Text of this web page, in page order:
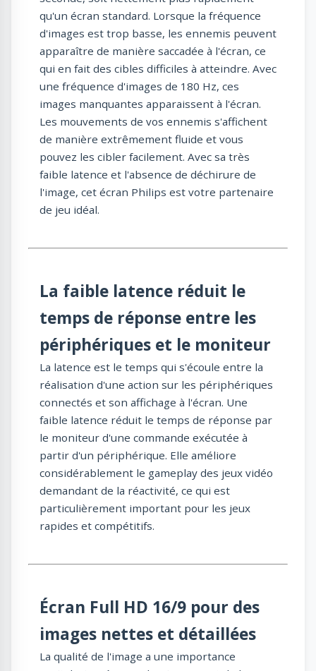
qu'un écran standard. Lorsque la fréquence
d'images est trop basse, les ennemis peuvent
apparaître de manière saccadée à l'écran, ce
qui en fait des cibles difficiles à atteindre. Avec
une fréquence d'images de 180 Hz, ces
images manquantes apparaissent à l'écran.
Les mouvements de vos ennemis s'affichent
de manière extrêmement fluide et vous
pouvez les cibler facilement. Avec sa très
faible latence et l'absence de déchirure de
l'image, cet écran Philips est votre partenaire
de jeu idéal.
La faible latence réduit le
temps de réponse entre les
périphériques et le moniteur
La latence est le temps qui s'écoule entre la
réalisation d'une action sur les périphériques
connectés et son affichage à l'écran. Une
faible latence réduit le temps de réponse par
le moniteur d'une commande exécutée à
partir d'un périphérique. Elle améliore
considérablement le gameplay des jeux vidéo
demandant de la réactivité, ce qui est
particulièrement important pour les jeux
rapides et compétitifs.
Écran Full HD 16/9 pour des
images nettes et détaillées
La qualité de l'image a une importance